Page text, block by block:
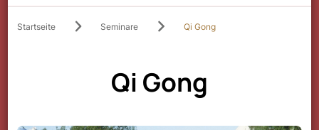
Startseite Seminare Qi Gong
Qi Gong